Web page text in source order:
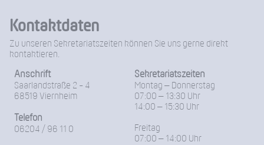
Kontaktdaten
Zu unseren Sekretariatszeiten können Sie uns gerne direkt
kontaktieren.
Anschrift
Saarlandstraße 2 - 4
68519 Viernheim
Telefon
06204 / 96 11 0
Sekretariatszeiten
Montag – Donnerstag
07:00 – 13:30 Uhr
14:00 – 15:30 Uhr
Freitag
07:00 – 14:00 Uhr